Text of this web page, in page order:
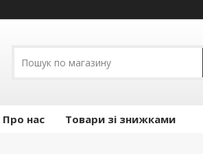
Про нас Товари зі знижками